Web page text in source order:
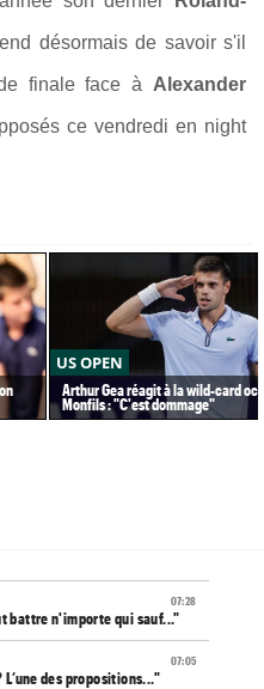
désormais de savoir s'il
finale face à Alexander
ce vendredi en night
US OPEN
Arthur Gea réagit à la wild-card
Monfils : "C'est dommage"
07:28
battre n'importe qui sauf..."
07:05
des propositions..."